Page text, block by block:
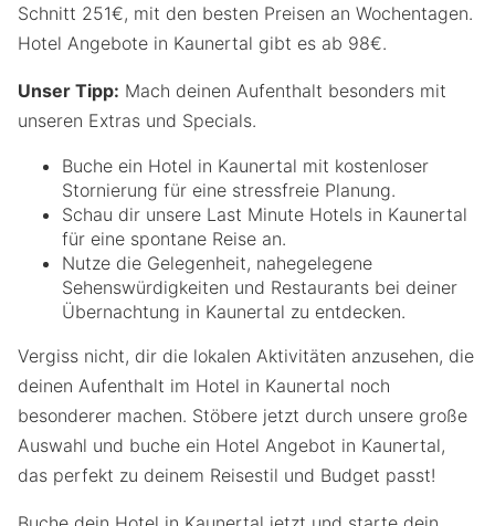
Schnitt 251€, mit den besten Preisen an Wochentagen.
Hotel Angebote in Kaunertal gibt es ab 98€.
Unser Tipp: Mach deinen Aufenthalt besonders mit
unseren Extras und Specials.
Buche ein Hotel in Kaunertal mit kostenloser
Stornierung für eine stressfreie Planung.
Schau dir unsere Last Minute Hotels in Kaunertal
für eine spontane Reise an.
Nutze die Gelegenheit, nahegelegene
Sehenswürdigkeiten und Restaurants bei deiner
Übernachtung in Kaunertal zu entdecken.
Vergiss nicht, dir die lokalen Aktivitäten anzusehen, die
deinen Aufenthalt im Hotel in Kaunertal noch
besonderer machen. Stöbere jetzt durch unsere große
Auswahl und buche ein Hotel Angebot in Kaunertal,
das perfekt zu deinem Reisestil und Budget passt!